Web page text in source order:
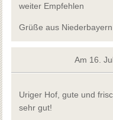
weiter Empfehlen
Grüße aus
Am 16.
Uriger Hof, gute und
sehr gut!